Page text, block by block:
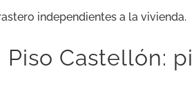
independientes a la vivienda.
Piso Castellón: